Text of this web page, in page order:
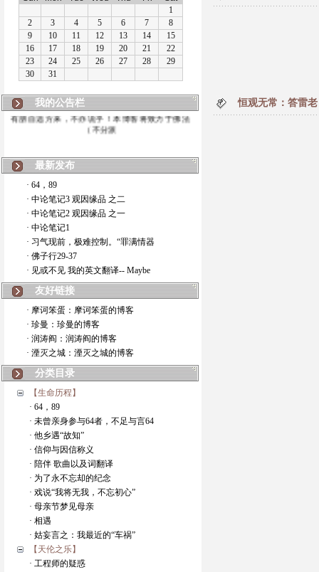
我的公告栏
有朋自远方来，不亦说乎！本博客将致力于佛法
（不分派
最新发布
· 64，89
· 中论笔记3 观因缘品 之二
· 中论笔记2 观因缘品 之一
· 中论笔记1
· 习气现前，极难控制。“罪满情器
· 佛子行29-37
· 见或不见 我的英文翻译-- Maybe
友好链接
· 摩诃笨蛋：摩诃笨蛋的博客
· 珍曼：珍曼的博客
· 润涛阎：润涛阎的博客
· 湮灭之城：湮灭之城的博客
分类目录
【生命历程】
· 64，89
· 未曾亲身参与64者，不足与言64
· 他乡遇“故知”
· 信仰与因信称义
· 陪伴 歌曲以及词翻译
· 为了永不忘却的纪念
· 戏说“我将无我，不忘初心”
· 母亲节梦见母亲
· 相遇
· 姑妄言之：我最近的“车祸”
【天伦之乐】
· 工程师的疑惑
恒观无常：答雷老